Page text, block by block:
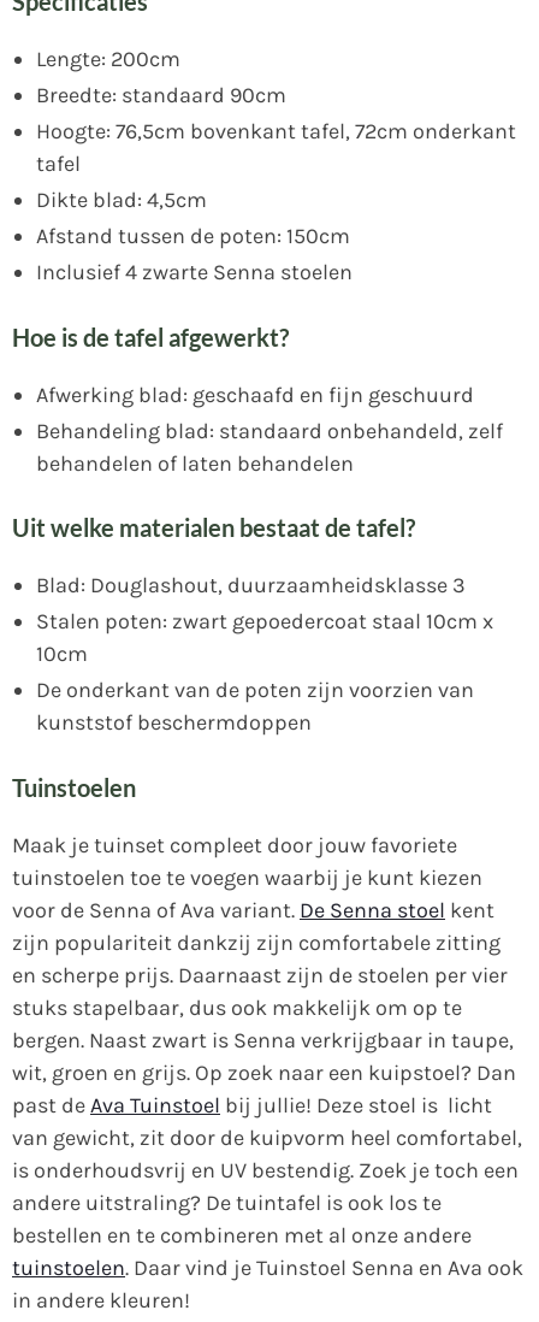
Lengte: 200cm
Breedte: standaard 90cm
Hoogte: 76,5cm bovenkant tafel, 72cm onderkant
tafel
Dikte blad: 4,5cm
Afstand tussen de poten: 150cm
Inclusief 4 zwarte Senna stoelen
Hoe is de tafel afgewerkt?
Afwerking blad: geschaafd en fijn geschuurd
Behandeling blad: standaard onbehandeld, zelf
behandelen of laten behandelen
Uit welke materialen bestaat de tafel?
Blad: Douglashout, duurzaamheidsklasse 3
Stalen poten: zwart gepoedercoat staal 10cm x
10cm
De onderkant van de poten zijn voorzien van
kunststof beschermdoppen
Tuinstoelen
Maak je tuinset compleet door jouw favoriete
tuinstoelen toe te voegen waarbij je kunt kiezen
voor de Senna of Ava variant. De Senna stoel kent
zijn populariteit dankzij zijn comfortabele zitting
en scherpe prijs. Daarnaast zijn de stoelen per vier
stuks stapelbaar, dus ook makkelijk om op te
bergen. Naast zwart is Senna verkrijgbaar in taupe,
wit, groen en grijs. Op zoek naar een kuipstoel? Dan
past deAva Tuinstoel bij jullie! Deze stoel is licht
van gewicht, zit door de kuipvorm heel comfortabel,
is onderhoudsvrij en UV bestendig. Zoek je toch een
andere uitstraling? De tuintafel is ook los te
bestellen en te combineren met al onze andere
tuinstoelen. Daar vind je Tuinstoel Senna en Ava ook
in andere kleuren!